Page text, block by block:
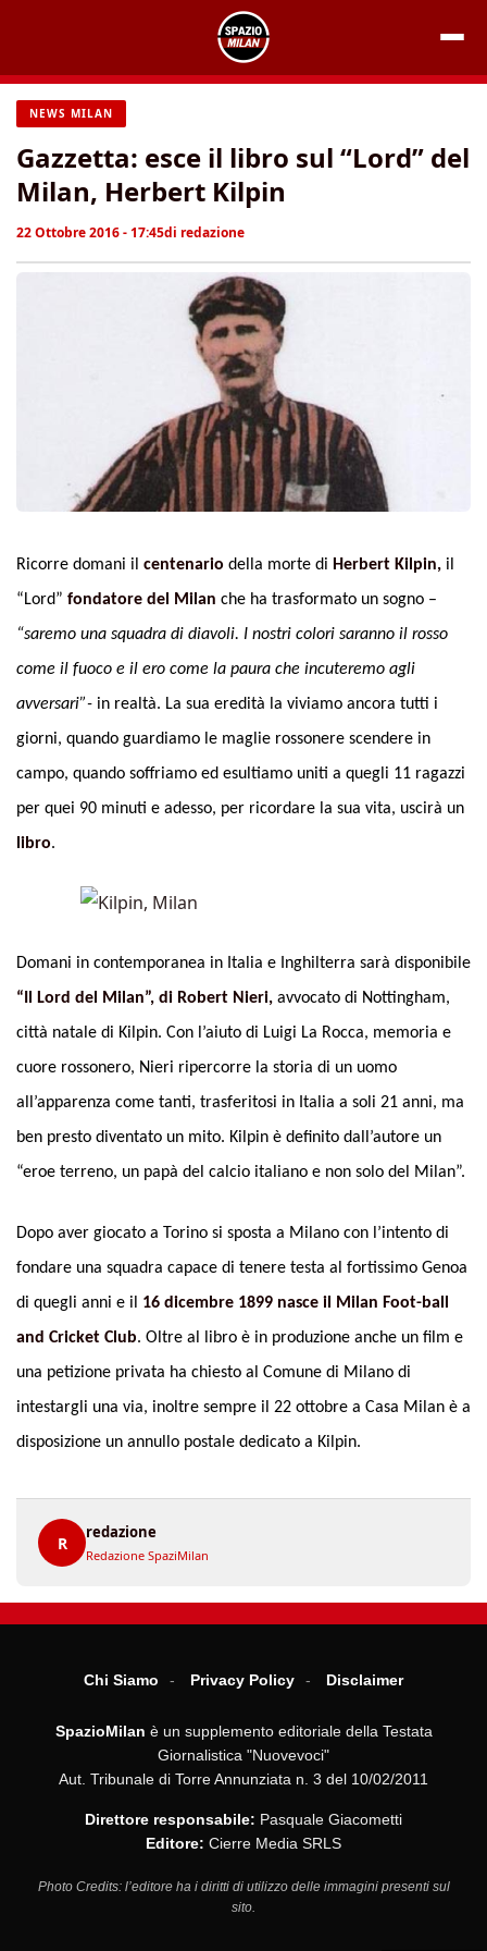
contenuto
NEWS MILAN
Gazzetta: esce il libro sul “Lord” del
Milan, Herbert Kilpin
22 Ottobre 2016 - 17:45di redazione
Ricorre domani il centenario della morte di Herbert Kilpin, il
“Lord” fondatore del Milan che ha trasformato un sogno –
“saremo una squadra di diavoli. I nostri colori saranno il rosso
come il fuoco e il ero come la paura che incuteremo agli
avversari”- in realtà. La sua eredità la viviamo ancora tutti i
giorni, quando guardiamo le maglie rossonere scendere in
campo, quando soffriamo ed esultiamo uniti a quegli 11 ragazzi
per quei 90 minuti e adesso, per ricordare la sua vita, uscirà un
libro.
Domani in contemporanea in Italia e Inghilterra sarà disponibile
“Il Lord del Milan”, di Robert Nieri, avvocato di Nottingham,
città natale di Kilpin. Con l’aiuto di Luigi La Rocca, memoria e
cuore rossonero, Nieri ripercorre la storia di un uomo
all’apparenza come tanti, trasferitosi in Italia a soli 21 anni, ma
ben presto diventato un mito. Kilpin è definito dall’autore un
“eroe terreno, un papà del calcio italiano e non solo del Milan”.
Dopo aver giocato a Torino si sposta a Milano con l’intento di
fondare una squadra capace di tenere testa al fortissimo Genoa
di quegli anni e il 16 dicembre 1899 nasce il Milan Foot-ball
and Cricket Club. Oltre al libro è in produzione anche un film e
una petizione privata ha chiesto al Comune di Milano di
intestargli una via, inoltre sempre il 22 ottobre a Casa Milan è a
disposizione un annullo postale dedicato a Kilpin.
R
redazione
Redazione SpaziMilan
Chi Siamo Privacy Policy Disclaimer
SpazioMilan è un supplemento editoriale della Testata
Giornalistica "Nuovevoci"
Aut. Tribunale di Torre Annunziata n. 3 del 10/02/2011
Direttore responsabile: Pasquale Giacometti
Editore: Cierre Media SRLS
Photo Credits: l’editore ha i diritti di utilizzo delle immagini presenti sul
sito.